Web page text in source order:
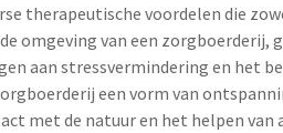
therapeutische voordelen die
omgeving van een zorgboerderij,
aan stressvermindering en het
een vorm van
met de natuur en het helpen van